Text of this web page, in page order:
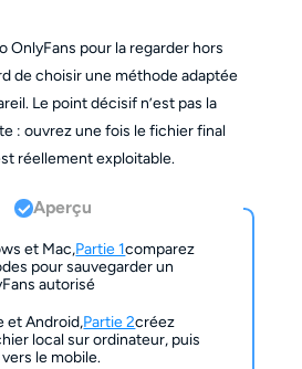
OnlyFans pour la regarder hors
de choisir une méthode adaptée
Le point décisif n’est pas la
: ouvrez une fois le fichier final
réellement exploitable.
Aperçu
et Mac,Partie 1comparez
pour sauvegarder un
autorisé
et Android,Partie 2créez
local sur ordinateur, puis
le mobile.